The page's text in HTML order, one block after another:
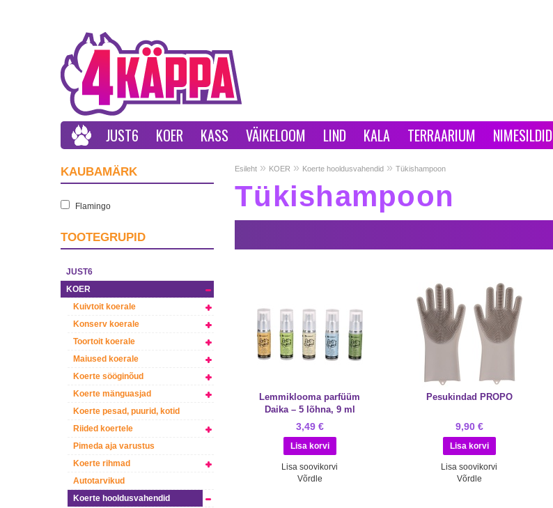
JUST6 KOER KASS VÄIKELOOM LIND KALA TERRAARIUM NIMESILDID
KAUBAMÄRK
Flamingo
TOOTEGRUPID
JUST6
KOER
Kuivtoit koerale
Konserv koerale
Toortoit koerale
Maiused koerale
Koerte sööginõud
Koerte mänguasjad
Koerte pesad, puurid, kotid
Riided koertele
Pimeda aja varustus
Koerte rihmad
Autotarvikud
Koerte hooldusvahendid
Esileht » KOER » Koerte hooldusvahendid » Tükishampoon
Tükishampoon
Lemmiklooma parfüüm
Daika – 5 lõhna, 9 ml
3,49 €
Lisa soovikorvi
Võrdle
Pesukindad PROPO
9,90 €
Lisa soovikorvi
Võrdle